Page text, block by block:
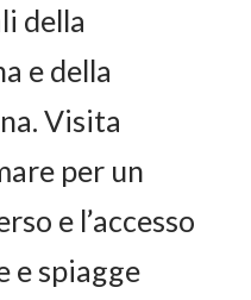
della
e della
Visita
per un
e l’accesso
e spiagge